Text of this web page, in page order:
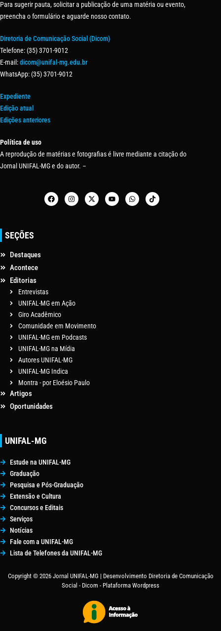
Para sugerir pauta, solicitar a publicação de uma matéria ou evento,
preencha o formulário e aguarde nosso contato.
Diretoria de Comunicação Social (Dicom)
Telefone: (35) 3701-9012
E-mail:dicom@unifal-mg.edu.br
WhatsApp: (35) 3701-9012
Expediente
Edição atual
Edições anteriores
Política de uso
A reprodução de matérias e fotografias é livre mediante a citação do
Jornal UNIFAL-MG e do autor. –
SEÇÕES
Destaques
Acontece
Editorias
Entrevistas
UNIFAL-MG em Ação
Giro Acadêmico
Comunidade em Movimento
UNIFAL-MG em Podcasts
UNIFAL-MG na Mídia
Autores UNIFAL-MG
UNIFAL-MG Indica
Montra - por Eloésio Paulo
Artigos
Oportunidades
UNIFAL-MG
Estude na UNIFAL-MG
Graduação
Pesquisa e Pós-Graduação
Extensão e Cultura
Concursos e Editais
Serviços
Notícias
Fale com a UNIFAL-MG
Lista de Telefones da UNIFAL-MG
Copyright © 2026 Jornal UNIFAL-MG | Desenvolvimento Diretoria de Comunicação
Social - Dicom - Plataforma Wordpress